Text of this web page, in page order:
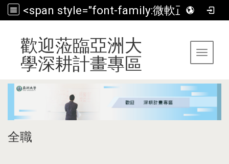
<span style="font-family:微軟正黑體;">歡迎蒞臨亞洲大學深耕計畫專區</span>
Toggle
歡迎蒞臨亞洲大
學深耕計畫專區
全職